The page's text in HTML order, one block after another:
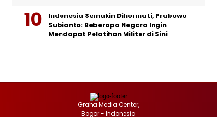
Indonesia Semakin Dihormati, Prabowo
Subianto: Beberapa Negara Ingin
Mendapat Pelatihan Militer di Sini
Graha Media Center,
Bogor - Indonesia